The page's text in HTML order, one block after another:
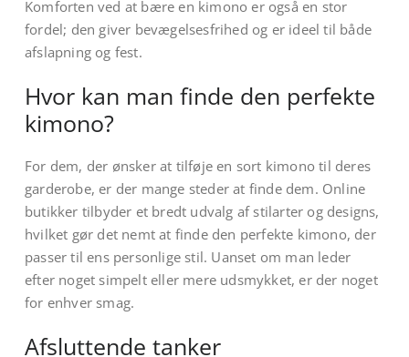
Komforten ved at bære en kimono er også en stor
fordel; den giver bevægelsesfrihed og er ideel til både
afslapning og fest.
Hvor kan man finde den perfekte
kimono?
For dem, der ønsker at tilføje en sort kimono til deres
garderobe, er der mange steder at finde dem. Online
butikker tilbyder et bredt udvalg af stilarter og designs,
hvilket gør det nemt at finde den perfekte kimono, der
passer til ens personlige stil. Uanset om man leder
efter noget simpelt eller mere udsmykket, er der noget
for enhver smag.
Afsluttende tanker